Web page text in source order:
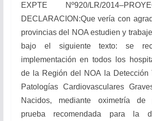
EXPTE Nº920/LR/
DECLARACION:Que vería con
provincias del NOA estudien y
bajo el siguiente texto: se
implementación en todos los
de la Región del NOA la Detección
Patologías Cardiovasculares
Nacidos, mediante oximetría de
prueba recomendada para la